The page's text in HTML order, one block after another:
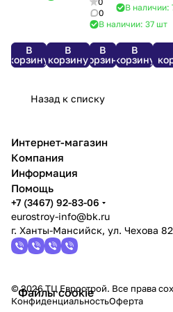
В
корзину
1200*600*10
В
корзину
мм.
Knauf
0
В наличии: 37 шт
В
корзину
600*12,5
мм.
*96
В наличии:
В
корзину
мм.
шт/
Назад к списку
Файлы cookie
Интернет-магазин
Компания
Информация
Помощь
+7 (3467) 92-83-06
eurostroy-info@bk.ru
г. Ханты-Мансийск, ул. Чехова 82
© 2026 ТЦ Еврострой. Все права
КонфиденциальностьОферта